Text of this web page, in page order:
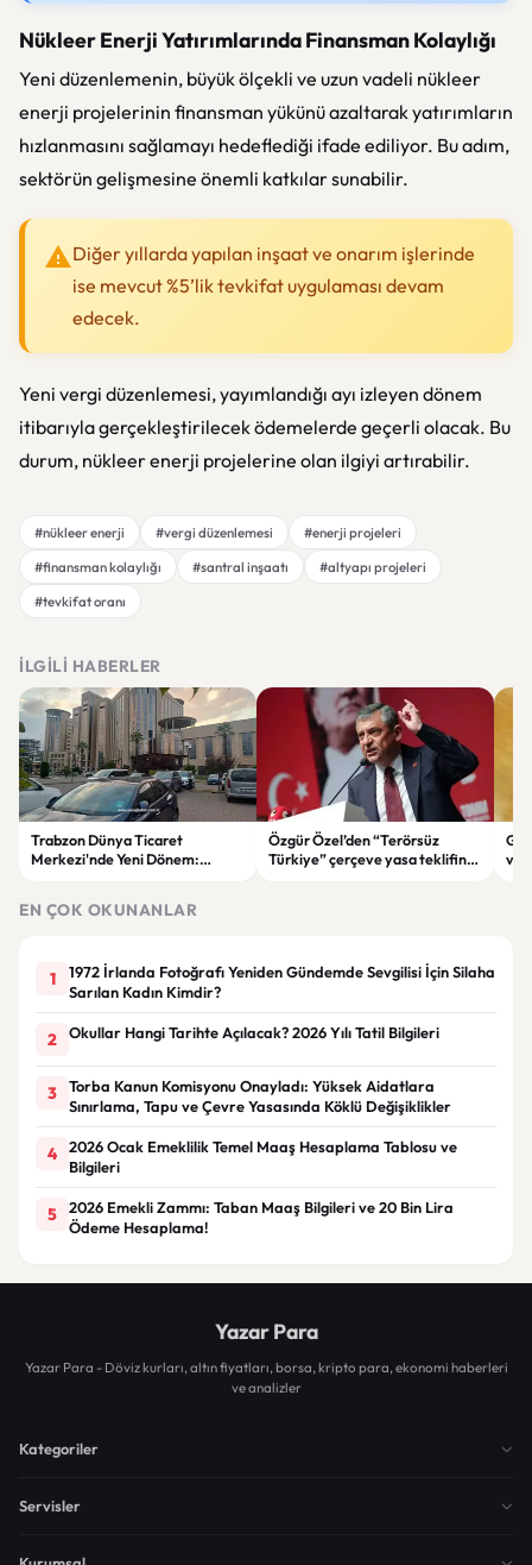
Nükleer Enerji Yatırımlarında Finansman Kolaylığı
Yeni düzenlemenin, büyük ölçekli ve uzun vadeli nükleer
enerji projelerinin finansman yükünü azaltarak yatırımların
hızlanmasını sağlamayı hedeflediği ifade ediliyor. Bu adım,
sektörün gelişmesine önemli katkılar sunabilir.
Diğer yıllarda yapılan inşaat ve onarım işlerinde
ise mevcut %5’lik tevkifat uygulaması devam
edecek.
Yeni vergi düzenlemesi, yayımlandığı ayı izleyen dönem
itibarıyla gerçekleştirilecek ödemelerde geçerli olacak. Bu
durum, nükleer enerji projelerine olan ilgiyi artırabilir.
#nükleer enerji #vergi düzenlemesi
#enerji projeleri
#finansman kolaylığı
#santral inşaatı
#altyapı projeleri
#tevkifat oranı
İLGILI HABERLER
Trabzon Dünya Ticaret
Merkezi'nde Yeni Dönem:
Zaman Tamamlanacak?
Özgür Özel’den “Terörsüz
Türkiye” çerçeve yasa teklifine
ve
EN ÇOK OKUNANLAR
1
1972 İrlanda Fotoğrafı Yeniden Gündemde Sevgilisi İçin Silaha
Sarılan Kadın Kimdir?
2 Okullar Hangi Tarihte Açılacak? 2026 Yılı Tatil Bilgileri
3
Torba Kanun Komisyonu Onayladı: Yüksek Aidatlara
Sınırlama, Tapu ve Çevre Yasasında Köklü Değişiklikler
4
2026 Ocak Emeklilik Temel Maaş Hesaplama Tablosu ve
Bilgileri
5
2026 Emekli Zammı: Taban Maaş Bilgileri ve 20 Bin Lira
Ödeme Hesaplama!
Yazar Para
Yazar Para - Döviz kurları, altın fiyatları, borsa, kripto para, ekonomi haberleri
ve analizler
Kategoriler
Servisler